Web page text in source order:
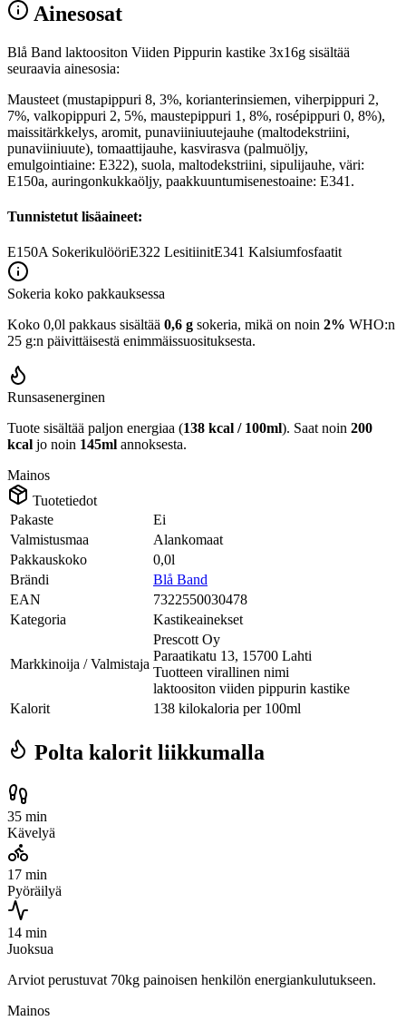
Ainesosat
Blå Band laktoositon Viiden Pippurin kastike 3x16g sisältää
seuraavia ainesosia:
Mausteet (mustapippuri 8, 3%, korianterinsiemen, viherpippuri 2,
7%, valkopippuri 2, 5%, maustepippuri 1, 8%, rosépippuri 0, 8%),
maissitärkkelys, aromit, punaviiniuutejauhe (maltodekstriini,
punaviiniuute), tomaattijauhe, kasvirasva (palmuöljy,
emulgointiaine: E322), suola, maltodekstriini, sipulijauhe, väri:
E150a, auringonkukkaöljy, paakkuuntumisenestoaine: E341.
Tunnistetut lisäaineet:
E150A SokerikulööriE322 LesitiinitE341 Kalsiumfosfaatit
Sokeria koko pakkauksessa
Koko 0,0l pakkaus sisältää 0,6 g sokeria, mikä on noin 2% WHO:n
25 g:n päivittäisestä enimmäissuosituksesta.
Runsasenerginen
Tuote sisältää paljon energiaa (138 kcal / 100ml). Saat noin 200
kcal jo noin 145ml annoksesta.
Mainos
Tuotetiedot
Pakaste
Ei
Valmistusmaa
Alankomaat
Pakkauskoko
0,0l
Brändi
Blå Band
EAN
7322550030478
Kategoria
Kastikeainekset
Markkinoija / Valmistaja
Prescott Oy
Paraatikatu 13, 15700 Lahti
Tuotteen virallinen nimi
laktoositon viiden pippurin kastike
Kalorit
138 kilokaloria per 100ml
Polta kalorit liikkumalla
35 min
Kävelyä
17 min
Pyöräilyä
14 min
Juoksua
Arviot perustuvat 70kg painoisen henkilön energiankulutukseen.
Mainos